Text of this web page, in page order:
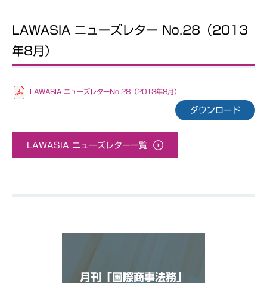
LAWASIA ニューズレター No.28（2013
年8月）
LAWASIA ニューズレターNo.28（2013年8月）
ダウンロード
LAWASIA ニューズレター一覧
月刊「国際商事法務」